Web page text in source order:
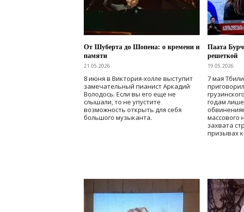
От Шуберта до Шопена: о времени и
памяти
21.05.2026
8 июня в Виктория-холле выступит
замечательный пианист Аркадий
Володось. Если вы его еще не
слышали, то не упустите
возможность открыть для себя
большого музыканта.
Паата
решеткой
19.05.2026
7 мая
годам
массового
захвата
призывах